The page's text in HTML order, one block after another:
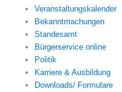
Veranstaltungskalender
Bekanntmachungen
Standesamt
Bürgerservice online
Politik
Karriere & Ausbildung
Downloads/ Formulare